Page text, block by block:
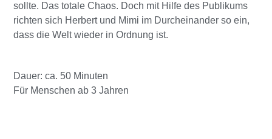
sollte. Das totale Chaos. Doch mit Hilfe des Publikums
richten sich Herbert und Mimi im Durcheinander so ein,
dass die Welt wieder in Ordnung ist.
Dauer: ca. 50 Minuten
Für Menschen ab 3 Jahren